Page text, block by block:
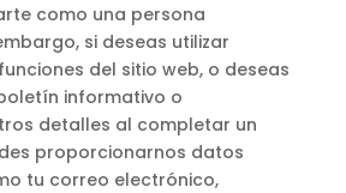
como una persona
si deseas utilizar
del sitio web, o deseas
informativo o
detalles al completar un
proporcionarnos datos
tu correo electrónico,